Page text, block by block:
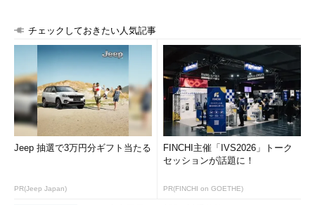
チェックしておきたい人気記事
Jeep 抽選で3万円分ギフト当たる
PR(Jeep Japan)
FINCHI主催「IVS2026」トーク
セッションが話題に！
PR(FINCHI on GOETHE)